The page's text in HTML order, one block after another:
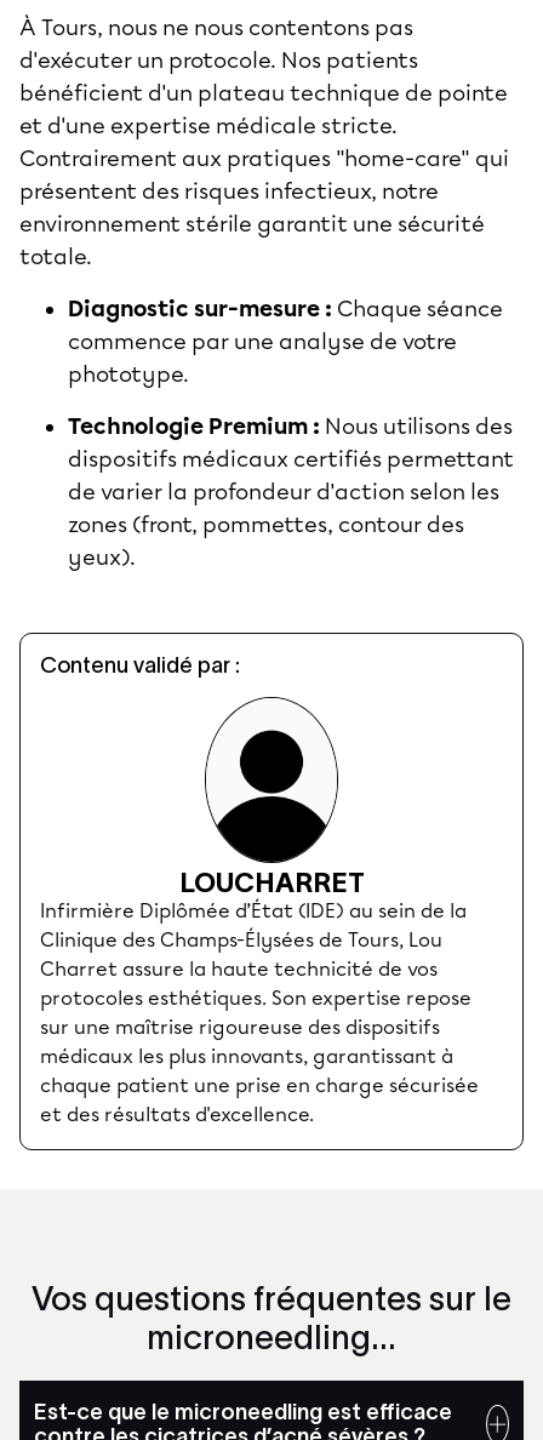
À Tours, nous ne nous contentons pas
d'exécuter un protocole. Nos patients
bénéficient d'un plateau technique de pointe
et d'une expertise médicale stricte.
Contrairement aux pratiques "home-care" qui
présentent des risques infectieux, notre
environnement stérile garantit une sécurité
totale.
Diagnostic sur-mesure : Chaque séance
commence par une analyse de votre
phototype.
Technologie Premium : Nous utilisons des
dispositifs médicaux certifiés permettant
de varier la profondeur d'action selon les
zones (front, pommettes, contour des
yeux).
Contenu validé par :
LOUCHARRET
Infirmière Diplômée d’État (IDE) au sein de la
Clinique des Champs-Élysées de Tours, Lou
Charret assure la haute technicité de vos
protocoles esthétiques. Son expertise repose
sur une maîtrise rigoureuse des dispositifs
médicaux les plus innovants, garantissant à
chaque patient une prise en charge sécurisée
et des résultats d'excellence.
Vos questions fréquentes sur le
microneedling...
Est-ce que le microneedling est efficace